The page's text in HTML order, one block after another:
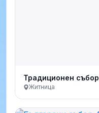
Традиционен събор
Житница